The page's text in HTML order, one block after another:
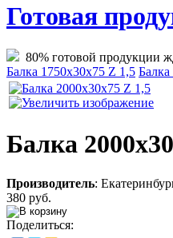
Готовая
80% готовой продукции
Балка 1750х30х75 Z 1,5
Балка
Производитель:
380 руб.
Поделиться: